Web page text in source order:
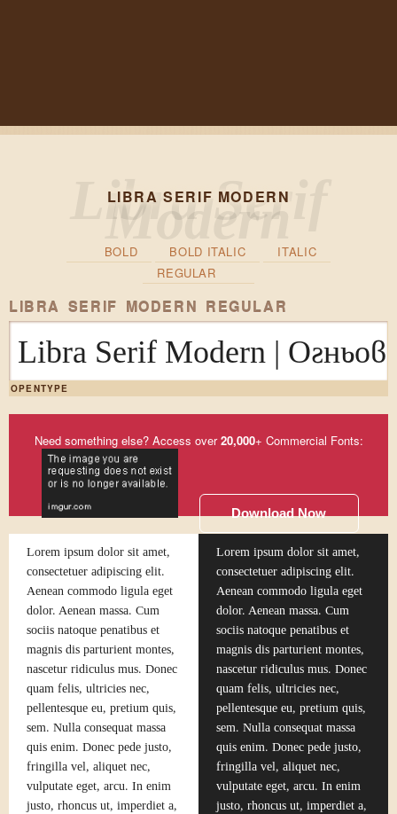
LIBRA SERIF MODERN
BOLD BOLD ITALIC
ITALIC
REGULAR
LIBRA SERIF MODERN REGULAR
Libra Serif Modern |
OPENTYPE
Need something else? Access over20,000+ Commercial Fonts:
Download Now
Lorem ipsum dolor sit amet,
consectetuer adipiscing elit.
Aenean commodo ligula eget
dolor. Aenean massa. Cum
sociis natoque penatibus et
magnis dis parturient montes,
nascetur ridiculus mus. Donec
quam felis, ultricies nec,
pellentesque eu, pretium quis,
sem. Nulla consequat massa
quis enim. Donec pede justo,
fringilla vel, aliquet nec,
vulputate eget, arcu. In enim
justo, rhoncus ut, imperdiet a,
Lorem ipsum dolor sit amet,
consectetuer adipiscing elit.
Aenean commodo ligula eget
dolor. Aenean massa. Cum
sociis natoque penatibus et
magnis dis parturient montes,
nascetur ridiculus mus. Donec
quam felis, ultricies nec,
pellentesque eu, pretium quis,
sem. Nulla consequat massa
quis enim. Donec pede justo,
fringilla vel, aliquet nec,
vulputate eget, arcu. In enim
justo, rhoncus ut, imperdiet a,